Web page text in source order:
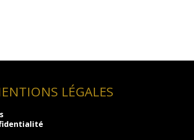
LÉGALES